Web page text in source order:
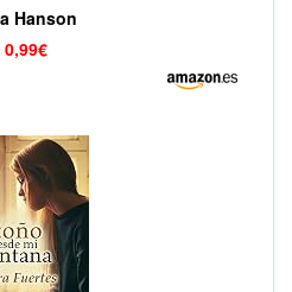
Hanson
0,99€